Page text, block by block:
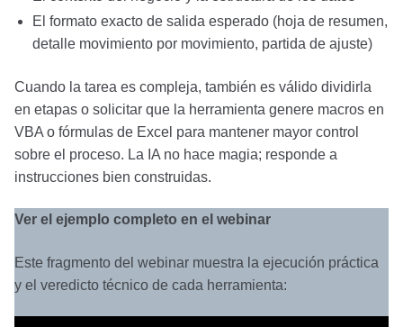
El formato exacto de salida esperado (hoja de resumen,
detalle movimiento por movimiento, partida de ajuste)
Cuando la tarea es compleja, también es válido dividirla
en etapas o solicitar que la herramienta genere macros en
VBA o fórmulas de Excel para mantener mayor control
sobre el proceso. La IA no hace magia; responde a
instrucciones bien construidas.
Ver el ejemplo completo en el webinar
Este fragmento del webinar muestra la ejecución práctica
y el veredicto técnico de cada herramienta: